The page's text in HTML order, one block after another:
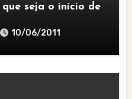
seja o início de
10/06/2011